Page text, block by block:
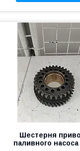
Шестерня
паливного